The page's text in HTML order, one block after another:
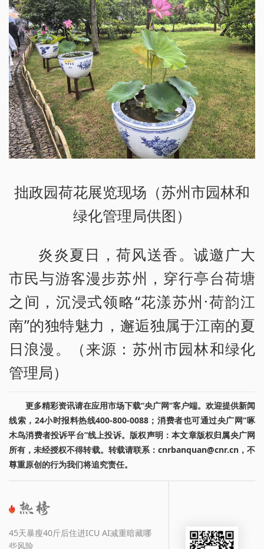
拙政园荷花展览现场（苏州市园林和
绿化管理局供图）
炎炎夏日，荷风送香。诚邀广大
市民与游客漫步苏州，穿行亭台荷塘
之间，沉浸式领略“花漾苏州·荷韵江
南”的独特魅力，邂逅独属于江南的夏
日浪漫。（来源：苏州市园林和绿化
管理局）
更多精彩资讯请在应用市场下载“央广网”客户端。欢迎提供新闻
线索，24小时报料热线400-800-0088；消费者也可通过央广网“啄
木鸟消费者投诉平台”线上投诉。版权声明：本文章版权归属央广网
所有，未经授权不得转载。转载请联系：cnrbanquan@cnr.cn，不
尊重原创的行为我们将追究责任。
45天暴瘦40斤后住进ICU AI减重暗藏哪
些风险